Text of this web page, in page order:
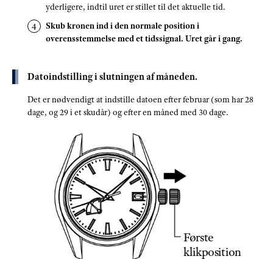
yderligere, indtil uret er stillet til det aktuelle tid.
Skub kronen ind i den normale position i
overensstemmelse med et tidssignal. Uret går i gang.
Datoindstilling i slutningen af måneden.
Det er nødvendigt at indstille datoen efter februar (som har 28
dage, og 29 i et skudår) og efter en måned med 30 dage.
Første
klikposition